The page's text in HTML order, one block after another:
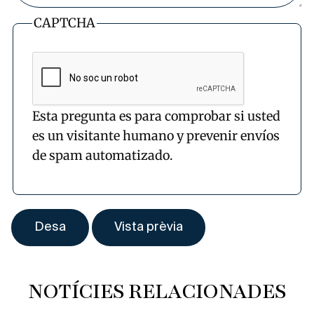
CAPTCHA
Esta pregunta es para comprobar si usted
es un visitante humano y prevenir envíos
de spam automatizado.
NOTÍCIES RELACIONADES